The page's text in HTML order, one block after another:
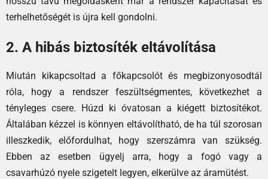
terhelhetőségét is újra kell gondolni.
2. A hibás biztosíték eltávolítása
Miután kikapcsoltad a főkapcsolót és megbizonyosodtál
róla, hogy a rendszer feszültségmentes, következhet a
tényleges csere. Húzd ki óvatosan a kiégett biztosítékot.
Általában kézzel is könnyen eltávolítható, de ha túl szorosan
illeszkedik, előfordulhat, hogy szerszámra van szükség.
Ebben az esetben ügyelj arra, hogy a fogó vagy a
csavarhúzó nyele szigetelt legyen, elkerülve az áramütést.